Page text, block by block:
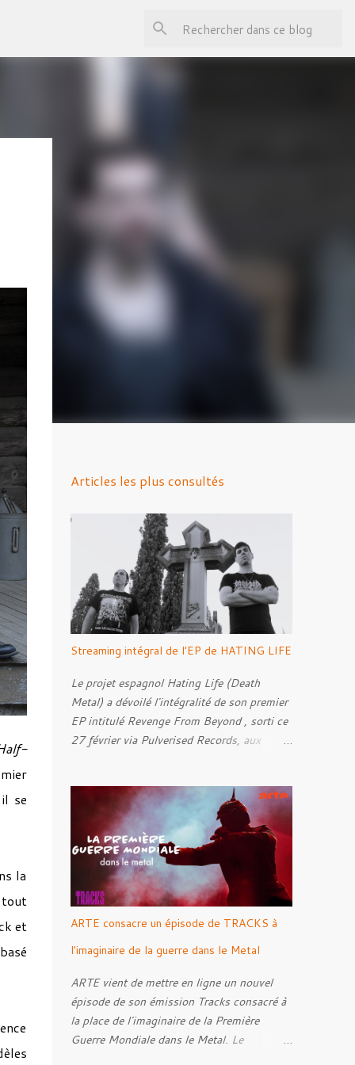
se
la
tout
et
Articles les plus consultés
Streaming intégral de l'EP de HATING LIFE
Le projet espagnol Hating Life (Death
Metal) a dévoilé l'intégralité de son premier
EP intitulé Revenge From Beyond , sorti ce
27 février via Pulverised Records, aux
et mixé par Santi et l'artwork a été réalisé
par Luxi Lahtinen. Tracklist: 01. Into The
Grave 02. The Eternal Embrace 03. A
Somber Night 04. Rebellion Against The
Vile 05. Revenge From Beyond 06. The
Sense Of Fear
ARTE consacre un épisode de TRACKS à
l'imaginaire de la guerre dans le Metal
ARTE vient de mettre en ligne un nouvel
épisode de son émission Tracks consacré à
la place de l'imaginaire de la Première
Guerre Mondiale dans le Metal. Le